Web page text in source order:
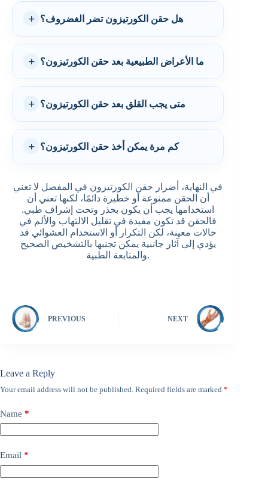
هل حقن الكورتيزون تضر الغضروف؟
ما الأعراض الطبيعية بعد حقن الكورتيزون؟
متى يجب القلق بعد حقن الكورتيزون؟
كم مرة يمكن أخذ حقن الكورتيزون؟
في النهاية، أضرار حقن الكورتيزون في المفصل لا تعني
أن الحقن ممنوعة أو خطيرة دائمًا، لكنها تعني أن
استخدامها يجب أن يكون بحذر وتحت إشراف طبي.
فالحقن قد تكون مفيدة في تقليل الالتهاب والألم في
حالات معينة، لكن التكرار أو الاستخدام العشوائي قد
يؤدي إلى آثار جانبية يمكن تجنبها بالتشخيص الصحيح
والمتابعة الطبية.
PREVIOUS NEXT
Leave a Reply
Your email address will not be published. Required fields are marked *
Name *
Email *